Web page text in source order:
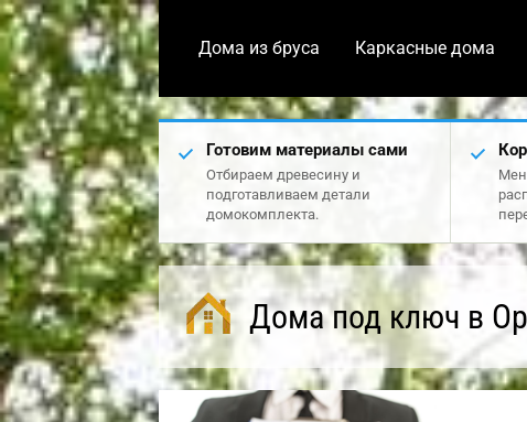
Дома из бруса Каркасные дома
Готовим материалы сами
Отбираем древесину и
подготавливаем детали
домокомплекта.
Дома под ключ в